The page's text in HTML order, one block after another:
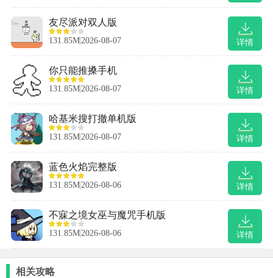
详情
友尽派对双人版
131.85M2026-08-07
详情
你只能推搡手机
131.85M2026-08-07
详情
哈基米搜打撤单机版
131.85M2026-08-07
详情
蓝色火焰完整版
131.85M2026-08-06
详情
不寐之境女巫与魔咒手机版
131.85M2026-08-06
相关攻略